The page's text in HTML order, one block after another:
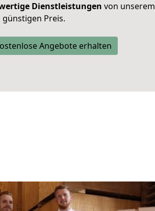
Dienstleistungen von unserem
Preis.
Angebote erhalten